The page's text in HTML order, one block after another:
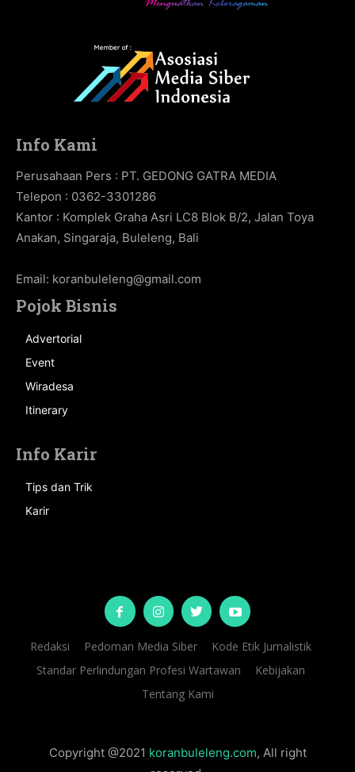
Info Kami
Perusahaan Pers : PT. GEDONG GATRA MEDIA
Telepon : 0362-3301286
Kantor : Komplek Graha Asri LC8 Blok B/2, Jalan Toya
Anakan, Singaraja, Buleleng, Bali
Email: koranbuleleng@gmail.com
Pojok Bisnis
Advertorial
Event
Wiradesa
Itinerary
Info Karir
Tips dan Trik
Karir
Redaksi Pedoman Media Siber
Kode Etik Jurnalistik
Standar Perlindungan Profesi Wartawan
Kebijakan
Tentang Kami
Copyright @2021 koranbuleleng.com, All right